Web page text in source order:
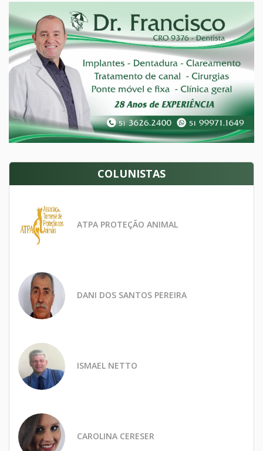
COLUNISTAS
ATPA PROTEÇÃO ANIMAL
DANI DOS SANTOS PEREIRA
ISMAEL NETTO
CAROLINA CERESER